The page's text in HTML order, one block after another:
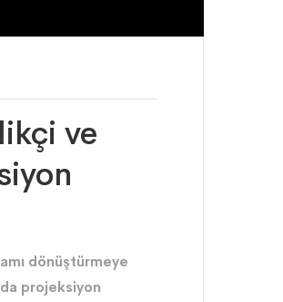
ve
dönüştürmeye
projeksiyon